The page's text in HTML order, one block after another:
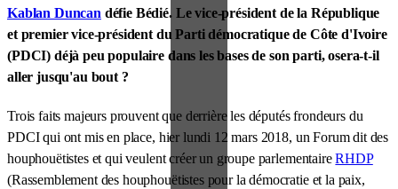
Kablan Duncan défie Bédié. Le vice-président de la République
et premier vice-président du Parti démocratique de Côte d'Ivoire
(PDCI) déjà peu populaire dans les bases de son parti, osera-t-il
aller jusqu'au bout ?
Trois faits majeurs prouvent que derrière les députés frondeurs du
PDCI qui ont mis en place, hier lundi 12 mars 2018, un Forum dit des
houphouëtistes et qui veulent créer un groupe parlementaireRHDP
(Rassemblement des houphouëtistes pour la démocratie et la paix,